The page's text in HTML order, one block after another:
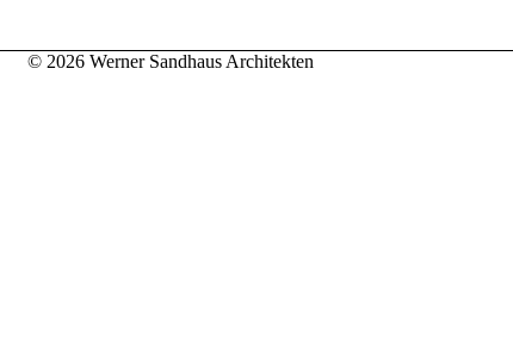
© 2026 Werner Sandhaus Architekten